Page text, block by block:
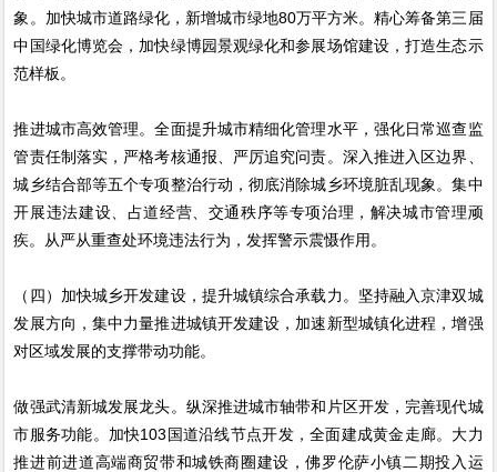
象。加快城市道路绿化，新增城市绿地80万平方米。精心筹备第三届
中国绿化博览会，加快绿博园景观绿化和参展场馆建设，打造生态示
范样板。
推进城市高效管理。全面提升城市精细化管理水平，强化日常巡查监
管责任制落实，严格考核通报、严厉追究问责。深入推进入区边界、
城乡结合部等五个专项整治行动，彻底消除城乡环境脏乱现象。集中
开展违法建设、占道经营、交通秩序等专项治理，解决城市管理顽
疾。从严从重查处环境违法行为，发挥警示震慑作用。
（四）加快城乡开发建设，提升城镇综合承载力。坚持融入京津双城
发展方向，集中力量推进城镇开发建设，加速新型城镇化进程，增强
对区域发展的支撑带动功能。
做强武清新城发展龙头。纵深推进城市轴带和片区开发，完善现代城
市服务功能。加快103国道沿线节点开发，全面建成黄金走廊。大力
推进前进道高端商贸带和城铁商圈建设，佛罗伦萨小镇二期投入运